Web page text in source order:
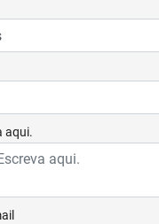
aqui.